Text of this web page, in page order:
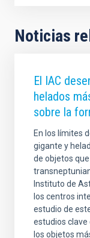
Noticias
El IAC
helados
sobre la
En los límites
gigante y
de objetos
Instituto de
los centros
estudio de
estudios clave
los objetos